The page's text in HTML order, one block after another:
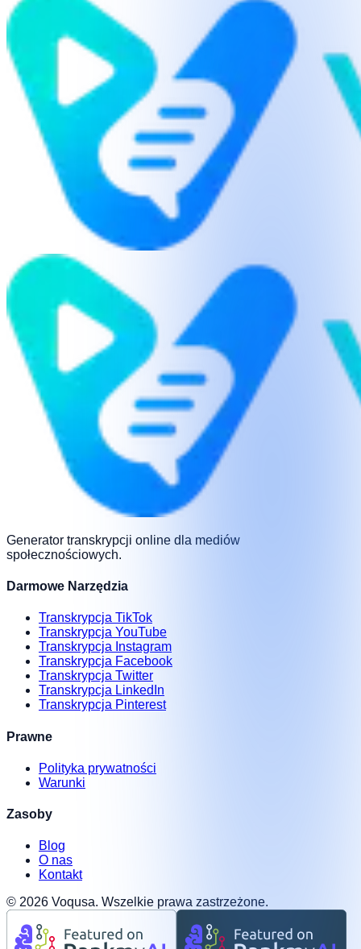
Generator transkrypcji online dla mediów
społecznościowych.
Darmowe Narzędzia
Transkrypcja TikTok
Transkrypcja YouTube
Transkrypcja Instagram
Transkrypcja Facebook
Transkrypcja Twitter
Transkrypcja LinkedIn
Transkrypcja Pinterest
Prawne
Polityka prywatności
Warunki
Zasoby
Blog
O nas
Kontakt
© 2026 Voqusa. Wszelkie prawa zastrzeżone.